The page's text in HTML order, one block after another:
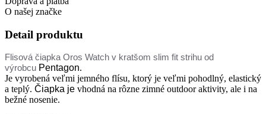
O našej značke
Detail produktu
Flisová čiapka Oros Watch v kratšom slim fit strihu od
výrobcu Pentagon.
Je vyrobená veľmi jemného flísu, ktorý je veľmi pohodlný, elastický
a teplý. Čiapka je vhodná na rôzne zimné outdoor aktivity, ale i na
bežné nosenie.